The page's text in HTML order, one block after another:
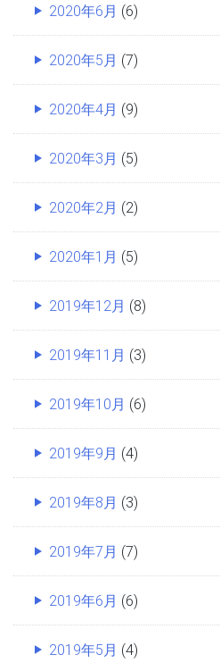
2020年6月 (6)
2020年5月 (7)
2020年4月 (9)
2020年3月 (5)
2020年2月 (2)
2020年1月 (5)
2019年12月 (8)
2019年11月 (3)
2019年10月 (6)
2019年9月 (4)
2019年8月 (3)
2019年7月 (7)
2019年6月 (6)
2019年5月 (4)